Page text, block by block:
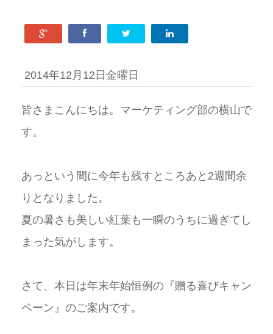
2014年12月12日金曜日
皆さまこんにちは。マーケティング部の横山で
す。
あっという間に今年も残すところあと 2週間余
りとなりました。
夏の暑さも美しい紅葉も一瞬のうちに過ぎてし
まった気がします。
さて、本日は年末年始恒例の『贈る喜びキャン
ペーン』のご案内です。